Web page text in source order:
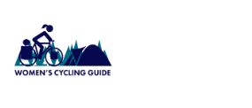
Inhalt
springenIMG-